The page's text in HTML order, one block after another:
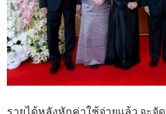
รายได้หลังหักค่าใช้จ่ายแล้ว จะจั